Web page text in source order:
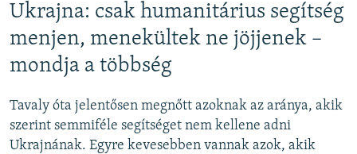
Ukrajna: csak humanitárius segítség
menjen, menekültek ne jöjjenek –
mondja a többség
Tavaly óta jelentősen megnőtt azoknak az aránya, akik
szerint semmiféle segítséget nem kellene adni
Ukrajnának. Egyre kevesebben vannak azok, akik